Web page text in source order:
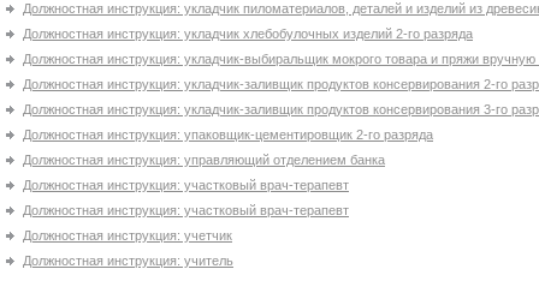
Должностная инструкция: укладчик пиломатериалов, деталей и изделий из
Должностная инструкция: укладчик хлебобулочных изделий 2-го разряда
Должностная инструкция: укладчик-выбиральщик мокрого товара и пряжи вручную
Должностная инструкция: укладчик-заливщик продуктов консервирования 2-го
Должностная инструкция: укладчик-заливщик продуктов консервирования 3-го
Должностная инструкция: упаковщик-цементировщик 2-го разряда
Должностная инструкция: управляющий отделением банка
Должностная инструкция: участковый врач-терапевт
Должностная инструкция: участковый врач-терапевт
Должностная инструкция: учетчик
Должностная инструкция: учитель